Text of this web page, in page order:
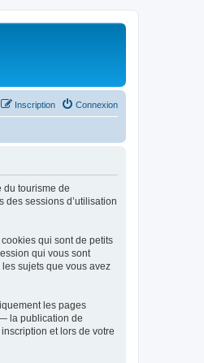
Connexion
Inscription
du tourisme de
sessions d’utilisation
qui sont de petits
qui vous sont
sujets que vous avez
les pages
la publication de
et lors de votre